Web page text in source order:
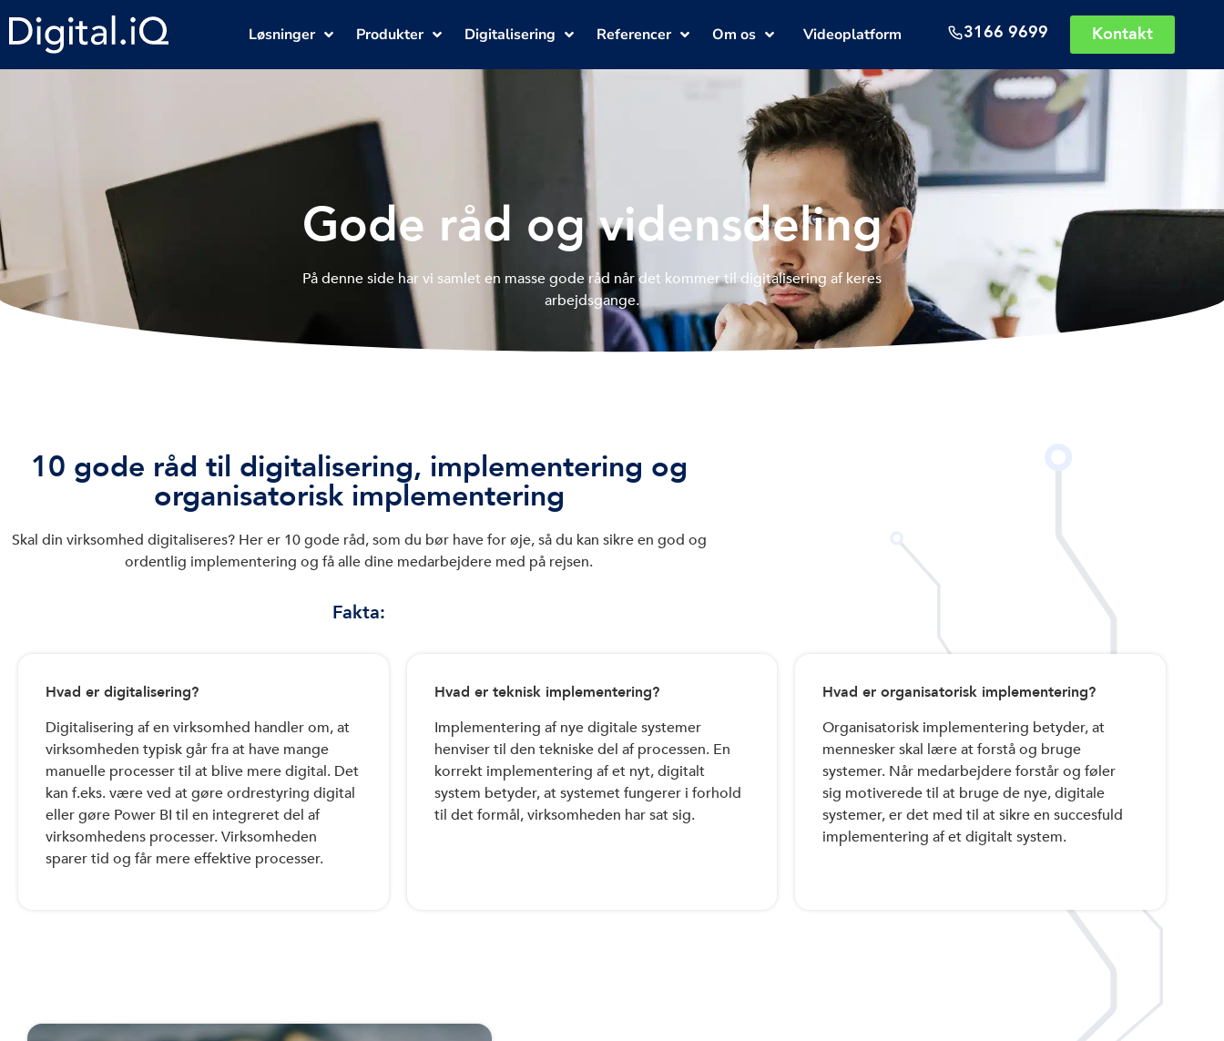
Løsninger Produkter Digitalisering Referencer Om os Videoplatform 3166 9699 Kontakt
Gode råd og vidensdeling
På denne side har vi samlet en masse gode råd når det kommer til digitalisering af keres
arbejdsgange.
10 gode råd til digitalisering, implementering og
organisatorisk implementering
Skal din virksomhed digitaliseres? Her er 10 gode råd, som du bør have for øje, så du kan sikre en god og
ordentlig implementering og få alle dine medarbejdere med på rejsen.
Fakta:
Hvad er digitalisering?
Digitalisering af en virksomhed handler om, at
virksomheden typisk går fra at have mange
manuelle processer til at blive mere digital. Det
kan f.eks. være ved at gøre ordrestyring digital
eller gøre Power BI til en integreret del af
virksomhedens processer. Virksomheden
sparer tid og får mere effektive processer.
Hvad er teknisk implementering?
Implementering af nye digitale systemer
henviser til den tekniske del af processen. En
korrekt implementering af et nyt, digitalt
system betyder, at systemet fungerer i forhold
til det formål, virksomheden har sat sig.
Hvad er organisatorisk implementering?
Organisatorisk implementering betyder, at
mennesker skal lære at forstå og bruge
systemer. Når medarbejdere forstår og føler
sig motiverede til at bruge de nye, digitale
systemer, er det med til at sikre en succesfuld
implementering af et digitalt system.